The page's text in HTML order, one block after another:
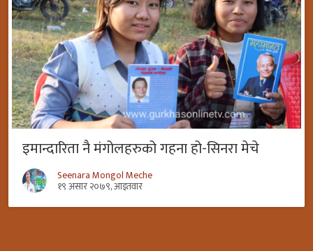
इमान्दारिता नै मंगोलहरुको गहना हो-सिनरा मेचे
Seenara Mongol Meche
१९ असार २०७९, आइतवार